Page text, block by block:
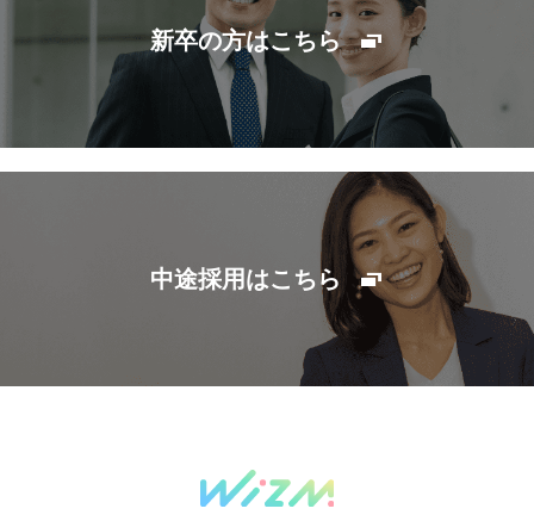
新卒の方はこちら
中途採用はこちら